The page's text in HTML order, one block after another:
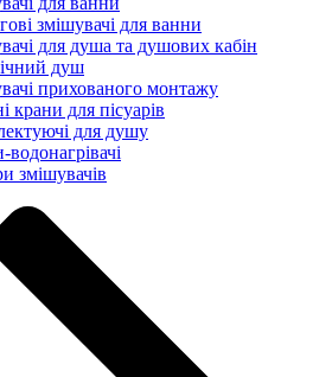
змішувачі для ванни
для душа та душових кабін
душ
прихованого монтажу
крани для пісуарів
для душу
змішувачів